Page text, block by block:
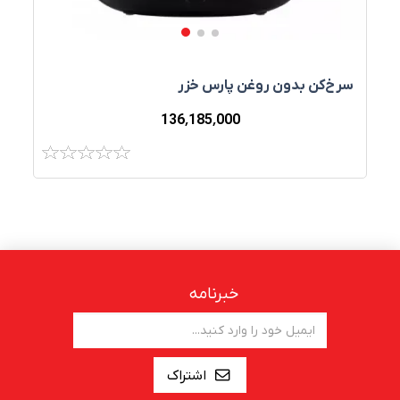
سرخ‌کن بدون روغن پارس خزر
136٬185٬000
خبرنامه
اشتراک